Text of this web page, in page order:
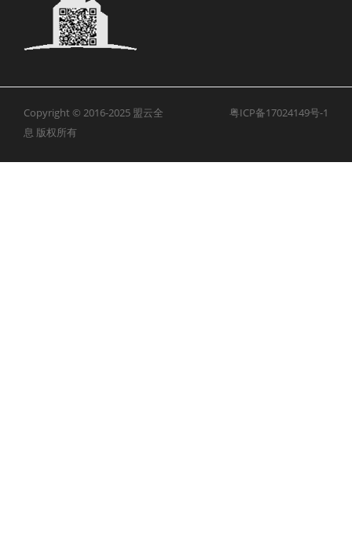
Copyright © 2016-2025 盟云全
息 版权所有
粤ICP备17024149号-1